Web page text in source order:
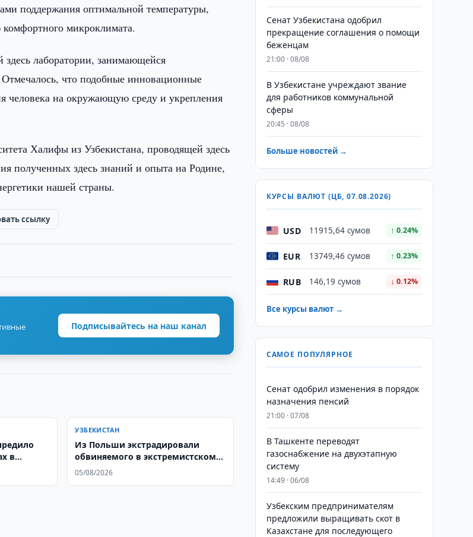
поддержания оптимальной температуры,
микроклимата.
лаборатории, занимающейся
что подобные инновационные
человека на окружающую среду и укрепления
Халифы из Узбекистана, проводящей здесь
полученных здесь знаний и опыта на Родине,
нашей страны.
ссылку
Подписывайтесь на наш канал
в
УЗБЕКИСТАН
Из Польши экстрадировали
обвиняемого в экстремистском
преступлении
05/08/2026
Сенат Узбекистана одобрил
прекращение соглашения о помощи
беженцам
21:00 · 08/08
В Узбекистане учреждают звание
для работников коммунальной
сферы
20:45 · 08/08
Больше новостей →
КУРСЫ ВАЛЮТ (ЦБ, 07.08.2026)
USD 11915,64 сумов ↑ 0.24%
EUR 13749,46 сумов ↑ 0.23%
RUB 146,19 сумов ↓ 0.12%
Все курсы валют →
САМОЕ ПОПУЛЯРНОЕ
Сенат одобрил изменения в порядок
назначения пенсий
21:00 · 07/08
В Ташкенте переводят
газоснабжение на двухэтапную
систему
14:49 · 06/08
Узбекским предпринимателям
предложили выращивать скот в
Казахстане для последующего